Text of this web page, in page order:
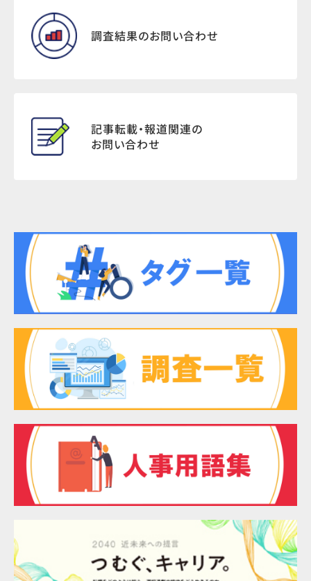
調査結果のお問い合わせ
記事転載・報道関連の
お問い合わせ